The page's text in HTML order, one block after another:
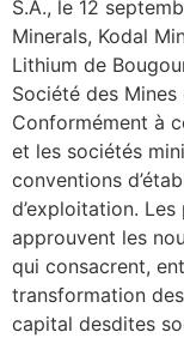
S.A., le 12
Minerals, Kodal
Lithium de
Société des
Conformément à
et les sociétés
conventions
d’exploitation.
approuvent les
qui consacrent,
transformation
capital desdites